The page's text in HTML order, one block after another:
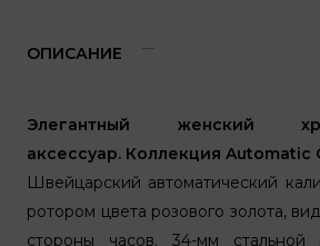
ОПИСАНИЕ
Элегантный женский
аксессуар. Коллекция Automatic
Швейцарский автоматический
ротором цвета розового золота,
стороны часов. 34-мм